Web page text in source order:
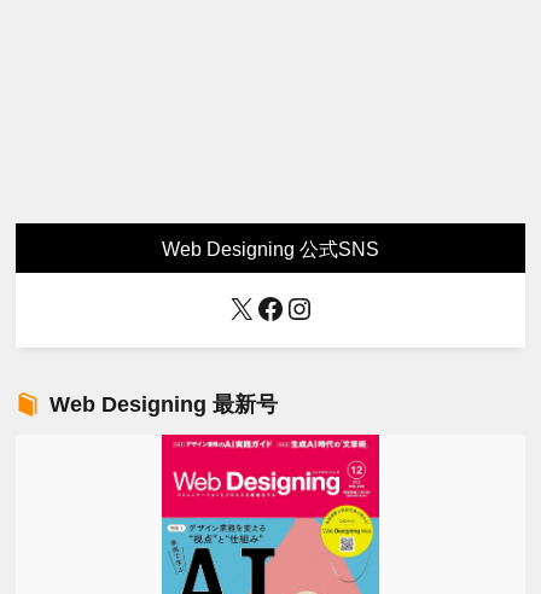
Web Designing 公式SNS
X Facebook
Instagram
Web Designing 最新号